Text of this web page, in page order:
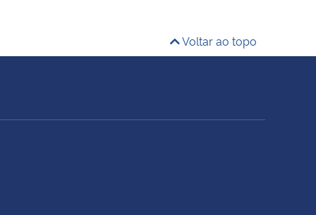
Voltar ao topo